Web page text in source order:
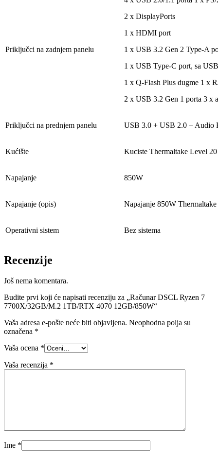
Priključci na zadnjem panelu
2 x DisplayPorts
1 x HDMI port
1 x USB 3.2 Gen 2 Type-A
1 x USB Type-C port, sa
1 x Q-Flash Plus dugme 1 x
2 x USB 3.2 Gen 1 porta 3 x
Priključci na prednjem panelu USB 3.0 + USB 2.0 + Audio
Kućište Kuciste Thermaltake Level
Napajanje 850W
Napajanje (opis) Napajanje 850W
Operativni sistem Bez sistema
Recenzije
Još nema komentara.
Budite prvi koji će napisati recenziju za „Računar DSCL Ryzen 7
7700X/32GB/M.2 1TB/RTX 4070 12GB/850W“
Vaša adresa e-pošte neće biti objavljena. Neophodna polja su
označena *
Vaša ocena *
Vaša recenzija *
Ime *